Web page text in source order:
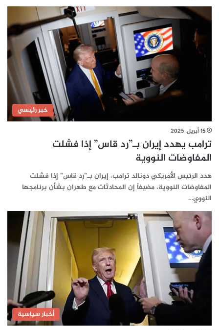
خبر رئيسي
15 أبريل، 2025
ترامب يهدد إيران بـ”رد قاس” إذا فشلت
المفاوضات النووية
هدد الرئيس الأمريكي دونالد ترامب، إيران بـ”رد قاس” إذا فشلت
المفاوضات النووية، مضيفاً إن المحادثات مع طهران بشأن برنامجها
النووي…
أخبار سياسية